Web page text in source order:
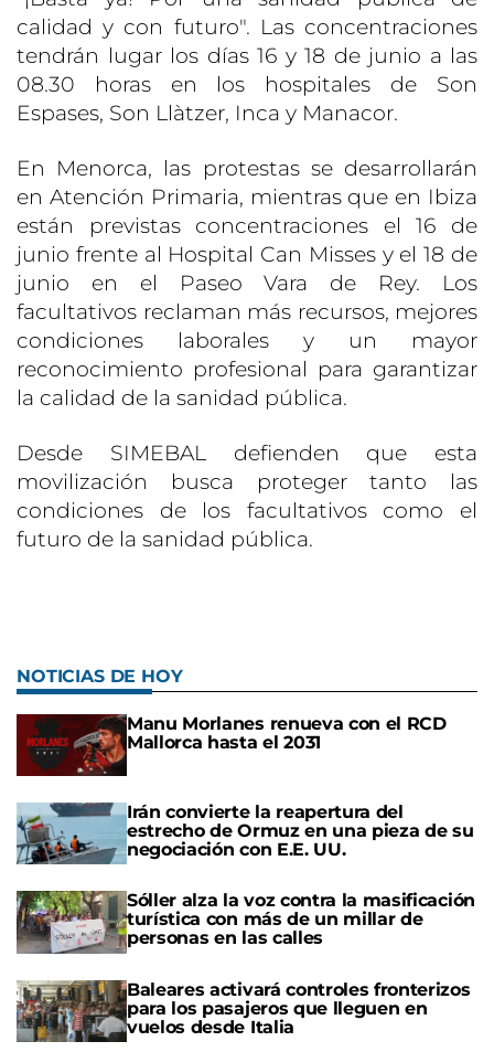
calidad y con futuro". Las concentraciones
tendrán lugar los días 16 y 18 de junio a las
08.30 horas en los hospitales de Son
Espases, Son Llàtzer, Inca y Manacor.
En Menorca, las protestas se desarrollarán
en Atención Primaria, mientras que en Ibiza
están previstas concentraciones el 16 de
junio frente al Hospital Can Misses y el 18 de
junio en el Paseo Vara de Rey. Los
facultativos reclaman más recursos, mejores
condiciones laborales y un mayor
reconocimiento profesional para garantizar
la calidad de la sanidad pública.
Desde SIMEBAL defienden que esta
movilización busca proteger tanto las
condiciones de los facultativos como el
futuro de la sanidad pública.
NOTICIAS DE HOY
Manu Morlanes renueva con el RCD
Mallorca hasta el 2031
Irán convierte la reapertura del
estrecho de Ormuz en una pieza de su
negociación con E.E. UU.
Sóller alza la voz contra la masificación
turística con más de un millar de
personas en las calles
Baleares activará controles fronterizos
para los pasajeros que lleguen en
vuelos desde Italia